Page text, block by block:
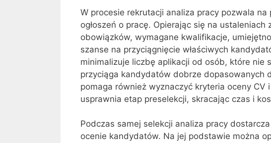
W procesie rekrutacji analiza pracy pozwala
ogłoszeń o pracę. Opierając się na
obowiązków, wymagane kwalifikacje,
szanse na przyciągnięcie właściwych
minimalizuje liczbę aplikacji od osób, które nie
przyciąga kandydatów dobrze dopasowanych
pomaga również wyznaczyć kryteria oceny
usprawnia etap preselekcji, skracając czas i
Podczas samej selekcji analiza pracy
ocenie kandydatów. Na jej podstawie można